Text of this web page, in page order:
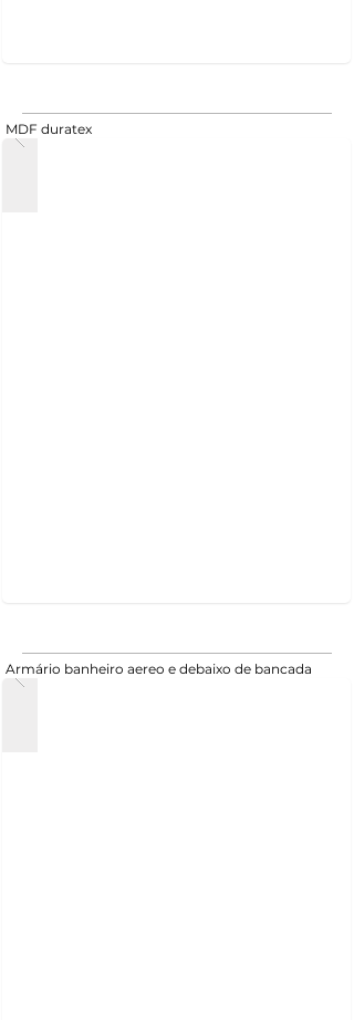
MDF duratex
Armário banheiro aereo e debaixo de bancada